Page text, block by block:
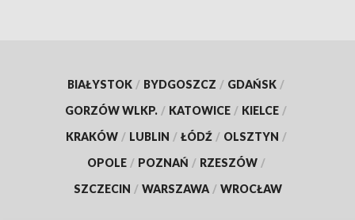
BIAŁYSTOK / BYDGOSZCZ / GDAŃSK /
GORZÓW WLKP. / KATOWICE / KIELCE /
KRAKÓW / LUBLIN / ŁÓDŹ / OLSZTYN /
OPOLE / POZNAŃ / RZESZÓW /
SZCZECIN / WARSZAWA / WROCŁAW